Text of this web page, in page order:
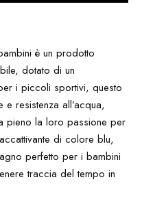
è un prodotto
dotato di un
i piccoli sportivi, questo
resistenza all’acqua,
pieno la loro passione per
di colore blu,
perfetto per i bambini
traccia del tempo in